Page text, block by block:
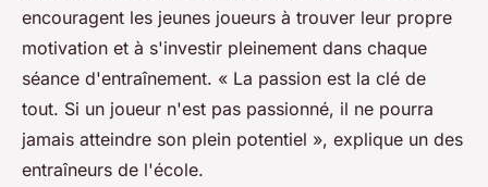
encouragent les jeunes joueurs à trouver leur propre
motivation et à s'investir pleinement dans chaque
séance d'entraînement. « La passion est la clé de
tout. Si un joueur n'est pas passionné, il ne pourra
jamais atteindre son plein potentiel », explique un des
entraîneurs de l'école.